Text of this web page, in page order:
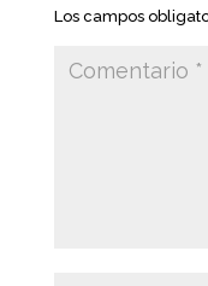
Los campos